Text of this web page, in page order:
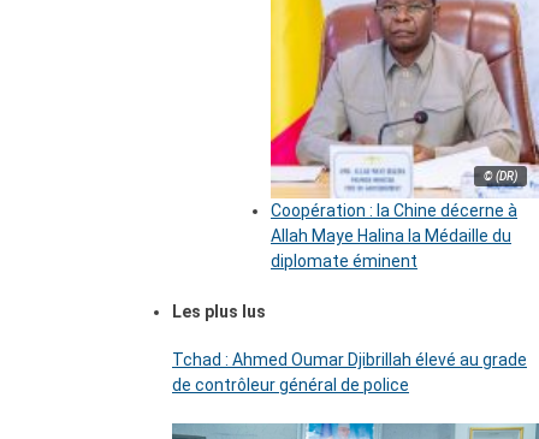
© (DR)
Coopération : la Chine décerne à
Allah Maye Halina la Médaille du
diplomate éminent
Les plus lus
Tchad : Ahmed Oumar Djibrillah élevé au grade
de contrôleur général de police